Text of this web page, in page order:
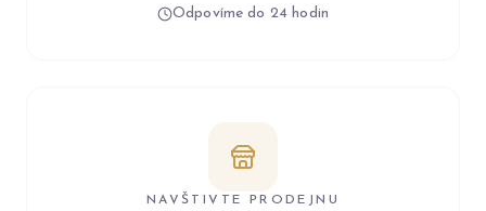
Odpovíme do 24 hodin
NAVŠTIVTE PRODEJNU